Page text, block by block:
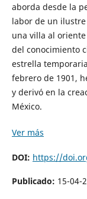
aborda desde la
labor de un
una villa al
del conocimiento
estrella
febrero de 1901,
y derivó en la
México.
Ver más
DOI: https://
Publicado: 15-04-